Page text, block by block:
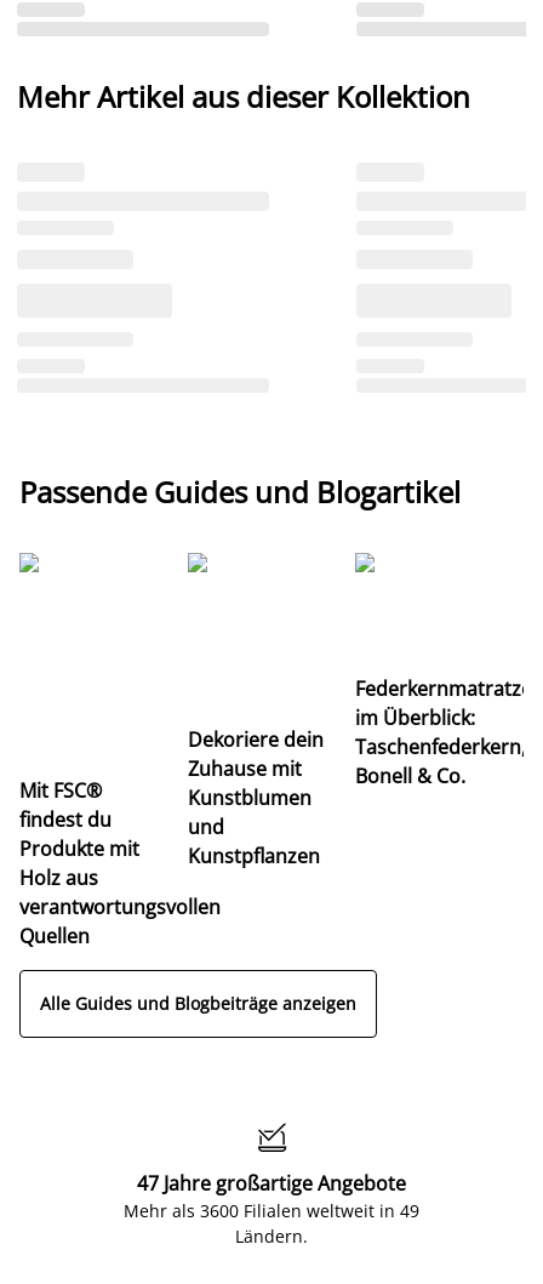
Mehr Artikel aus dieser Kollektion
Passende Guides und Blogartikel
Mit FSC®
findest du
Produkte mit
Holz aus
verantwortungsvollen
Quellen
Dekoriere dein
Zuhause mit
Kunstblumen
und
Kunstpflanzen
im Überblick:
Taschenfederkern,
Bonell & Co.
Alle Guides und Blogbeiträge anzeigen

47 Jahre großartige Angebote
Mehr als 3600 Filialen weltweit in 49
Ländern.